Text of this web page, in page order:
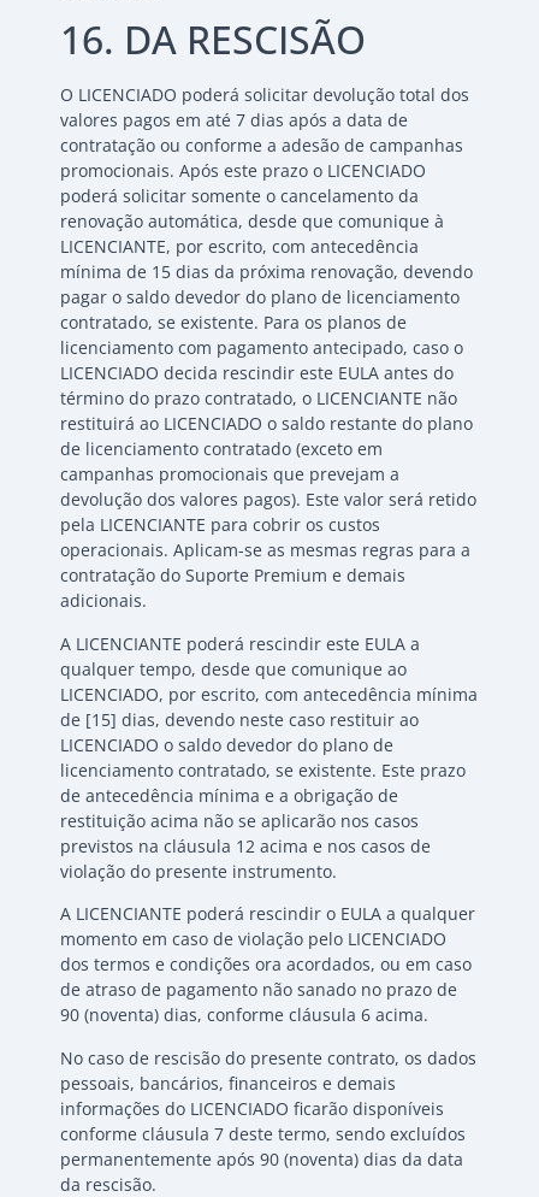
16. DA RESCISÃO
O LICENCIADO poderá solicitar devolução total dos
valores pagos em até 7 dias após a data de
contratação ou conforme a adesão de campanhas
promocionais. Após este prazo o LICENCIADO
poderá solicitar somente o cancelamento da
renovação automática, desde que comunique à
LICENCIANTE, por escrito, com antecedência
mínima de 15 dias da próxima renovação, devendo
pagar o saldo devedor do plano de licenciamento
contratado, se existente. Para os planos de
licenciamento com pagamento antecipado, caso o
LICENCIADO decida rescindir este EULA antes do
término do prazo contratado, o LICENCIANTE não
restituirá ao LICENCIADO o saldo restante do plano
de licenciamento contratado (exceto em
campanhas promocionais que prevejam a
devolução dos valores pagos). Este valor será retido
pela LICENCIANTE para cobrir os custos
operacionais. Aplicam-se as mesmas regras para a
contratação do Suporte Premium e demais
adicionais.
A LICENCIANTE poderá rescindir este EULA a
qualquer tempo, desde que comunique ao
LICENCIADO, por escrito, com antecedência mínima
de [15] dias, devendo neste caso restituir ao
LICENCIADO o saldo devedor do plano de
licenciamento contratado, se existente. Este prazo
de antecedência mínima e a obrigação de
restituição acima não se aplicarão nos casos
previstos na cláusula 12 acima e nos casos de
violação do presente instrumento.
A LICENCIANTE poderá rescindir o EULA a qualquer
momento em caso de violação pelo LICENCIADO
dos termos e condições ora acordados, ou em caso
de atraso de pagamento não sanado no prazo de
90 (noventa) dias, conforme cláusula 6 acima.
No caso de rescisão do presente contrato, os dados
pessoais, bancários, financeiros e demais
informações do LICENCIADO ficarão disponíveis
conforme cláusula 7 deste termo, sendo excluídos
permanentemente após 90 (noventa) dias da data
da rescisão.